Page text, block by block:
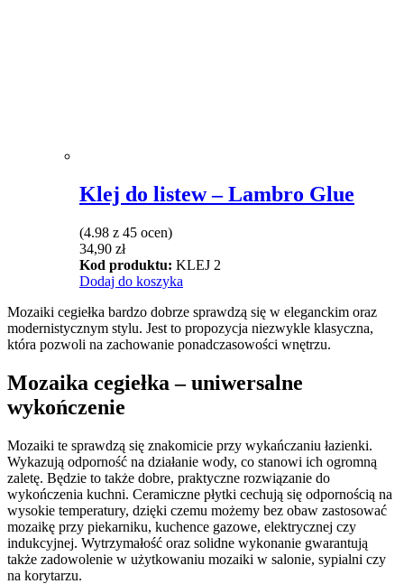
Klej do listew – Lambro Glue
(4.98 z 45 ocen)
34,90 zł
Kod produktu: KLEJ 2
Dodaj do koszyka
Mozaiki cegiełka bardzo dobrze sprawdzą się w eleganckim oraz
modernistycznym stylu. Jest to propozycja niezwykle klasyczna,
która pozwoli na zachowanie ponadczasowości wnętrzu.
Mozaika cegiełka – uniwersalne
wykończenie
Mozaiki te sprawdzą się znakomicie przy wykańczaniu łazienki.
Wykazują odporność na działanie wody, co stanowi ich ogromną
zaletę. Będzie to także dobre, praktyczne rozwiązanie do
wykończenia kuchni. Ceramiczne płytki cechują się odpornością na
wysokie temperatury, dzięki czemu możemy bez obaw zastosować
mozaikę przy piekarniku, kuchence gazowe, elektrycznej czy
indukcyjnej. Wytrzymałość oraz solidne wykonanie gwarantują
także zadowolenie w użytkowaniu mozaiki w salonie, sypialni czy
na korytarzu.